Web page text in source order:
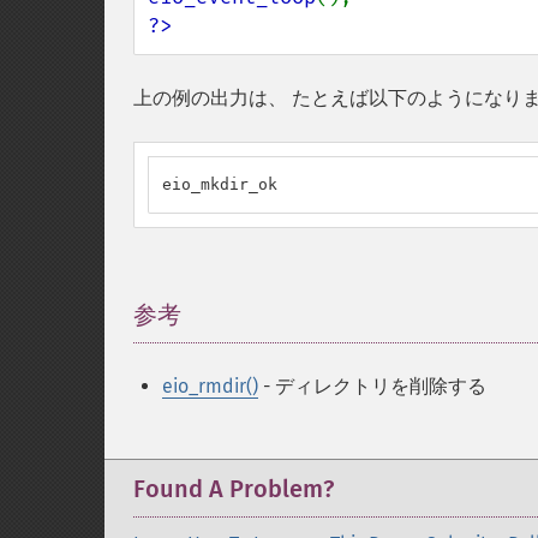
?>
上の例の出力は、 たとえば以下のようになり
eio_mkdir_ok
参考
eio_rmdir() - ディレクトリを削除する
Found A Problem?